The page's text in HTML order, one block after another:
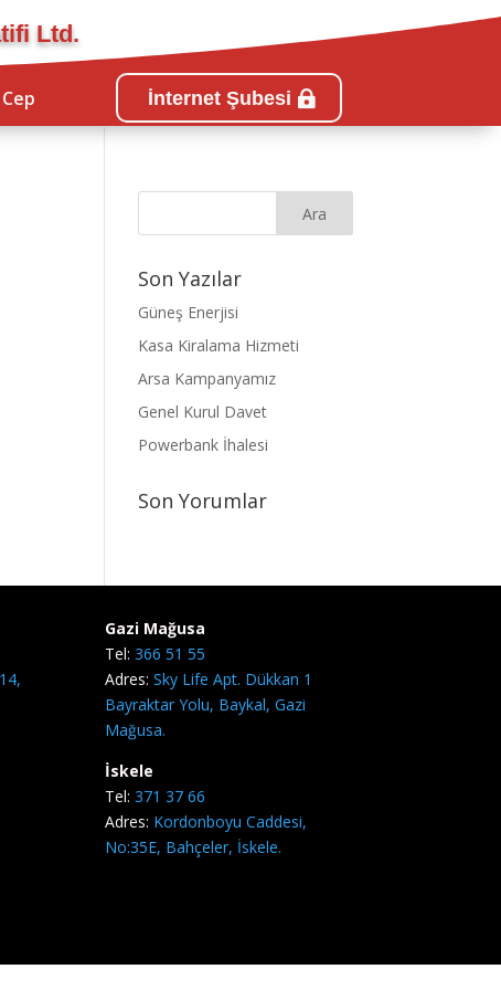
Ltd.
İnternet Şubesi
Son Yazılar
Güneş Enerjisi
Kasa Kiralama Hizmeti
Arsa Kampanyamız
Genel Kurul Davet
Powerbank İhalesi
Son Yorumlar
Gazi Mağusa
Tel:366 51 55
Adres:Sky Life Apt. Dükkan 1
Bayraktar Yolu, Baykal, Gazi
Mağusa.
İskele
Tel:371 37 66
Adres: Kordonboyu Caddesi,
No:35E, Bahçeler, İskele.